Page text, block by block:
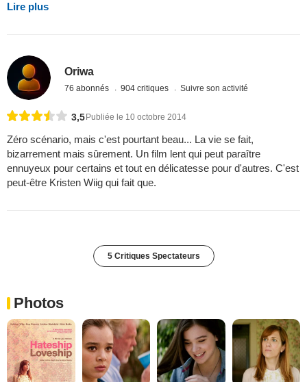
Lire plus
Oriwa
76 abonnés 904 critiques Suivre son activité
3,5Publiée le 10 octobre 2014
Zéro scénario, mais c'est pourtant beau... La vie se fait,
bizarrement mais sûrement. Un film lent qui peut paraître
ennuyeux pour certains et tout en délicatesse pour d'autres. C'est
peut-être Kristen Wiig qui fait que.
5 Critiques Spectateurs
Photos